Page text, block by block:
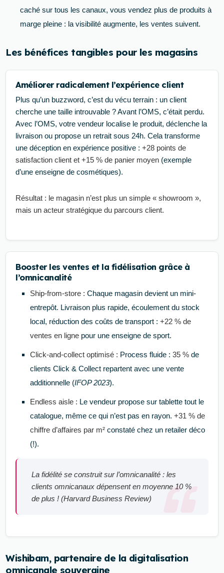
caché sur tous les canaux, vous vendez plus de produits à
marge pleine : la visibilité augmente, les ventes suivent.
Les bénéfices tangibles pour les magasins
Améliorer radicalement l’expérience client
Plus qu’un buzzword, c’est du vécu terrain : un client
cherche une taille introuvable ? Avant l’OMS, c’était perdu.
Avec l’OMS, votre vendeur localise le produit, déclenche la
livraison ou propose un retrait sous 24h. Cela transforme
une déception en expérience positive :+28 points de
satisfaction client et +15 % de panier moyen (exemple
d’une enseigne de cosmétiques).
Résultat : le magasin n’est plus un simple « showroom »,
mais un acteur stratégique du parcours client.
Booster les ventes et la fidélisation grâce à
l’omnicanalité
Ship-from-store : Chaque magasin devient un mini-
entrepôt. Livraison plus rapide, écoulement du stock
local, réduction des coûts de transport : +22 % de
ventes en lignepour une enseigne de sport.
Click-and-collect optimisé : Process fluide : 35 %de
clients Click & Collect repartent avec une vente
additionnelle (IFOP 2023).
Endless aisle : Le vendeur propose sur tablette tout le
catalogue, même ce qui n’est pas en rayon. +31 % de
chiffre d’affaires par m²constaté chez un retailer déco
(!).
La fidélité se construit sur l’omnicanalité : les
clients omnicanaux dépensent en moyenne 10 %
de plus ! (Harvard Business Review)
Wishibam, partenaire de la digitalisation
omnicanale souveraine